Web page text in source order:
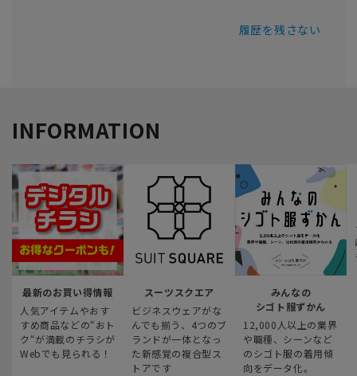
履歴を残さない
INFORMATION
最新のお買い得情報
人気アイテムやおす
すめ商品などの“おト
ク“が満載のチラシが
Webでも見られる！
スーツスクエア
ビジネスウェアがな
んでも揃う、4つのブ
ランドが一体となっ
た新感覚の複合型ス
トアです
みんなの
シゴト服ずかん
12,000人以上の業界
や職種、シーンなど
のシゴト服の着用傾
向をデータ化。